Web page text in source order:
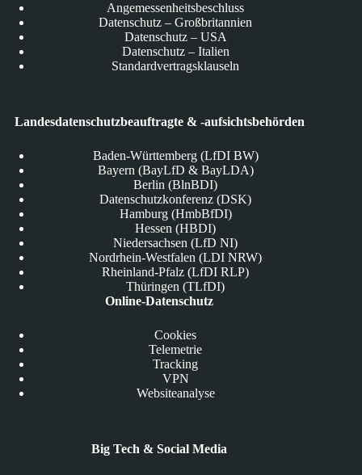
Angemessenheitsbeschluss
Datenschutz – Großbritannien
Datenschutz – USA
Datenschutz – Italien
Standardvertragsklauseln
Landesdatenschutzbeauftragte & -aufsichtsbehörden
Baden-Württemberg (LfDI BW)
Bayern (BayLfD & BayLDA)
Berlin (BlnBDI)
Datenschutzkonferenz (DSK)
Hamburg (HmbBfDI)
Hessen (HBDI)
Niedersachsen (LfD NI)
Nordrhein-Westfalen (LDI NRW)
Rheinland-Pfalz (LfDI RLP)
Thüringen (TLfDI)
Online-Datenschutz
Cookies
Telemetrie
Tracking
VPN
Websiteanalyse
Big Tech & Social Media